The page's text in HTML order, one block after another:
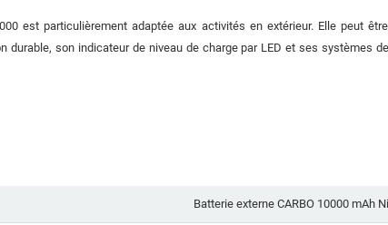
est particulièrement adaptée aux activités en extérieur. Elle peut
son indicateur de niveau de charge par LED et ses systèmes
Batterie externe CARBO 10000 mAh